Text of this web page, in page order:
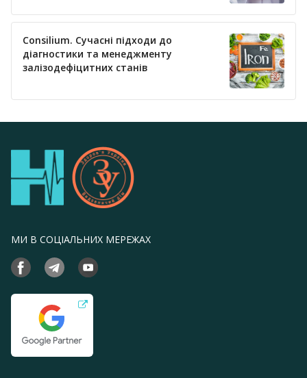
Consilium. Сучасні підходи до
діагностики та менеджменту
залізодефіцитних станів
МИ В СОЦІАЛЬНИХ МЕРЕЖАХ